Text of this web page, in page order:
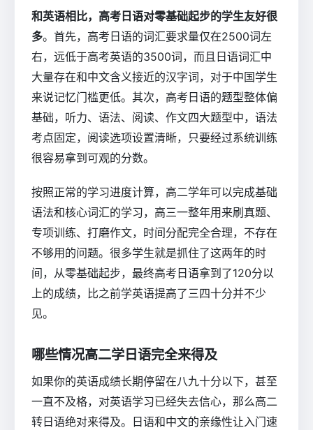
和英语相比，高考日语对零基础起步的学生友好很
多。首先，高考日语的词汇要求量仅在2500词左
右，远低于高考英语的3500词，而且日语词汇中
大量存在和中文含义接近的汉字词，对于中国学生
来说记忆门槛更低。其次，高考日语的题型整体偏
基础，听力、语法、阅读、作文四大题型中，语法
考点固定，阅读选项设置清晰，只要经过系统训练
很容易拿到可观的分数。
按照正常的学习进度计算，高二学年可以完成基础
语法和核心词汇的学习，高三一整年用来刷真题、
专项训练、打磨作文，时间分配完全合理，不存在
不够用的问题。很多学生就是抓住了这两年的时
间，从零基础起步，最终高考日语拿到了120分以
上的成绩，比之前学英语提高了三四十分并不少
见。
哪些情况高二学日语完全来得及
如果你的英语成绩长期停留在八九十分以下，甚至
一直不及格，对英语学习已经失去信心，那么高二
转日语绝对来得及。日语和中文的亲缘性让入门速